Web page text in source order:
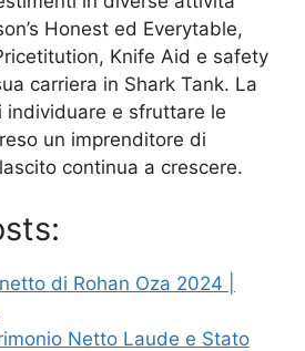
Honest ed Everytable,
Knife Aid e safety
carriera in Shark Tank. La
individuare e sfruttare le
un imprenditore di
continua a crescere.
di Rohan Oza 2024 |
Netto Laude e Stato